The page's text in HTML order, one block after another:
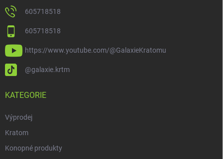
605718518
605718518
https://www.youtube.com/@GalaxieKratomu
@galaxie.krtm
KATEGORIE
Výprodej
Kratom
Konopné produkty